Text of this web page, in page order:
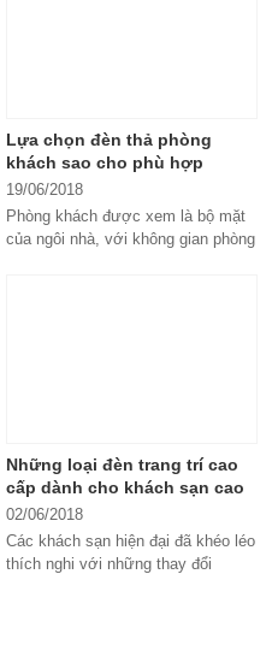
Lựa chọn đèn thả phòng
khách sao cho phù hợp
19/06/2018
Phòng khách được xem là bộ mặt
của ngôi nhà, với không gian phòng
Những loại đèn trang trí cao
cấp dành cho khách sạn cao
cấp
02/06/2018
Các khách sạn hiện đại đã khéo léo
thích nghi với những thay đổi